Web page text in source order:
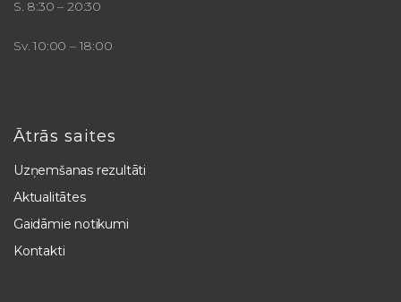
S. 8:30 – 20:30
Sv. 10:00 – 18:00
Ātrās saites
Uzņemšanas rezultāti
Aktualitātes
Gaidāmie notikumi
Kontakti